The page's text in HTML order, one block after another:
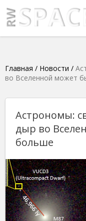
Главная / Новости /
во Вселенной может
Астрономы:
дыр во
больше